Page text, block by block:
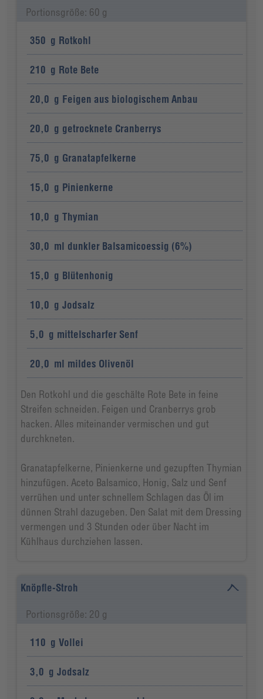
Portionsgröße: 60 g
350 g Rotkohl
210 g Rote Bete
20,0 g Feigen aus biologischem Anbau
20,0 g getrocknete Cranberrys
75,0 g Granatapfelkerne
15,0 g Pinienkerne
10,0 g Thymian
30,0 ml dunkler Balsamicoessig (6%)
15,0 g Blütenhonig
10,0 g Jodsalz
5,0 g mittelscharfer Senf
20,0 ml mildes Olivenöl
Den Rotkohl und die geschälte Rote Bete in feine
Streifen schneiden. Feigen und Cranberrys grob
hacken. Alles miteinander vermischen und gut
durchkneten.
Granatapfelkerne, Pinienkerne und gezupften Thymian
hinzufügen. Aceto Balsamico, Honig, Salz und Senf
verrühen und unter schnellem Schlagen das Öl im
dünnen Strahl dazugeben. Den Salat mit dem Dressing
vermengen und 3 Stunden oder über Nacht im
Kühlhaus durchziehen lassen.
Knöpfle-Stroh
Portionsgröße: 20 g
110 g Vollei
3,0 g Jodsalz